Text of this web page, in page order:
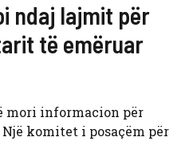
ndaj lajmit për
të emëruar
mori informacion për
komitet i posaçëm për